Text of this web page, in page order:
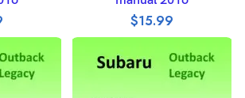
$15.99